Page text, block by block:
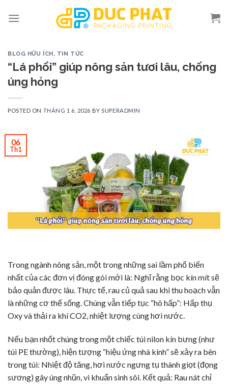
BLOG HỮU ÍCH, TIN TỨC
“Lá phổi” giúp nông sản tươi lâu, chống
úng hỏng
POSTED ON THÁNG 1 6, 2026 BY SUPERADMIN
06
Th1
Trong ngành nông sản, một trong những sai lầm phổ biến
nhất của các đơn vị đóng gói mới là: Nghĩ rằng bọc kín mít sẽ
bảo quản được lâu. Thực tế, rau củ quả sau khi thu hoạch vẫn
là những cơ thể sống. Chúng vẫn tiếp tục “hô hấp”: Hấp thụ
Oxy và thải ra khí CO2, nhiệt lượng cùng hơi nước.
Nếu bạn nhốt chúng trong một chiếc túi nilon kín bưng (như
túi PE thường), hiện tượng “hiệu ứng nhà kính” sẽ xảy ra bên
trong túi: Nhiệt độ tăng, hơi nước ngưng tụ thành giọt (đọng
sương) gây úng nhũn, vi khuẩn sinh sôi. Kết quả: Rau nát chỉ